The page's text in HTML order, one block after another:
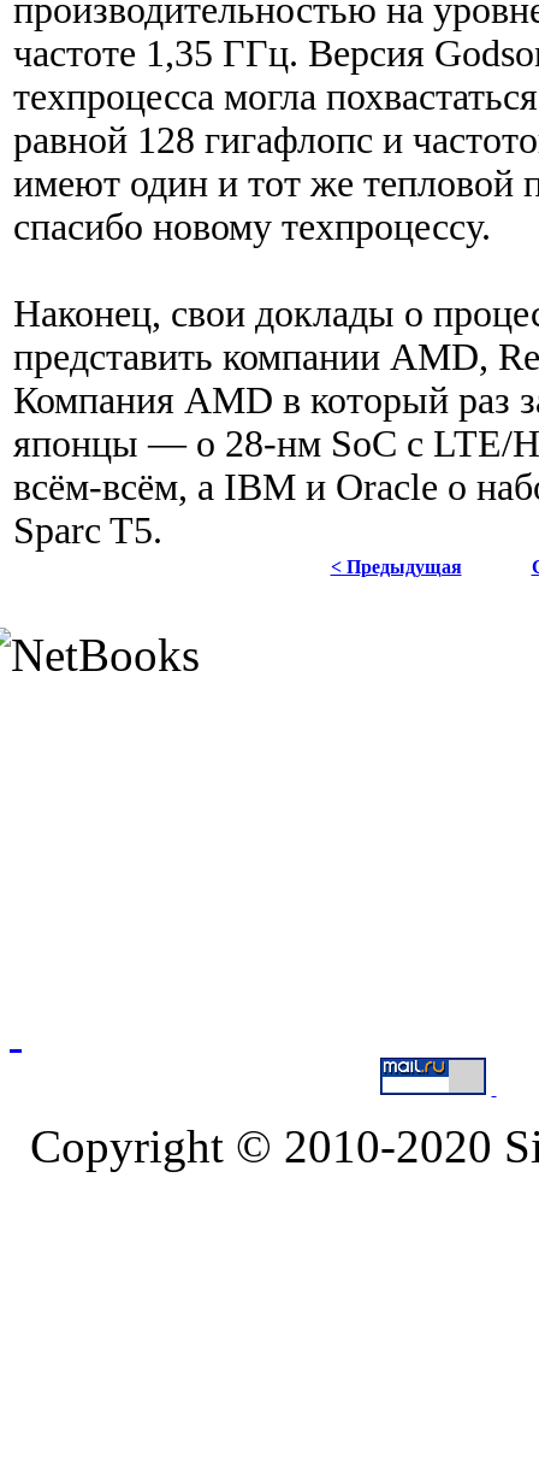
производительностью на
частоте 1,35 ГГц. Версия
техпроцесса могла
равной 128 гигафлопс и
имеют один и тот же тепловой
спасибо новому техпроцессу.
Наконец, свои доклады о
представить компании AMD,
Компания AMD в который раз
японцы — о 28-нм SoC с LTE/
всём-всём, а IBM и Oracle о
Sparc T5.
< Предыдущая
Copyright © 2010-2020